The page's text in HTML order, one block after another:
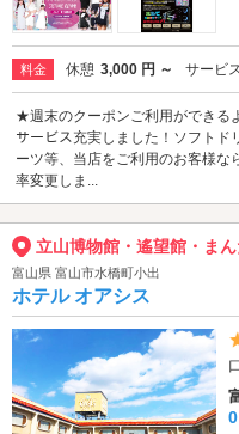
料金 休憩 3,000 円 ～ サービ
★週末のクーポンご利用ができる
サービス充実しました！ソフトド
ーツ等、当店をご利用のお客様な
率変更しま...
立山博物館・遙望館・ま
富山県 富山市水橋町小出
ホテル オアシス